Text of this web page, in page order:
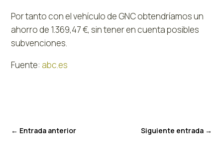
Por tanto con el vehículo de GNC obtendríamos un
ahorro de 1.369,47 €, sin tener en cuenta posibles
subvenciones.
Fuente: abc.es
← Entrada anterior Siguiente entrada→